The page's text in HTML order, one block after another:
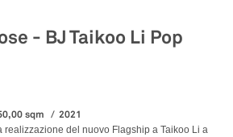
- BJ Taikoo Li Pop
sqm 2021
realizzazione del nuovo Flagship a Taikoo Li a